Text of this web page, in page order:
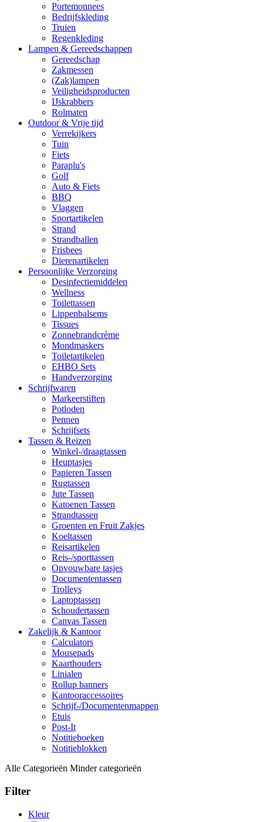
Portemonnees
Bedrijfskleding
Truien
Regenkleding
Lampen & Gereedschappen
Gereedschap
Zakmessen
(Zak)lampen
Veiligheidsproducten
IJskrabbers
Rolmaten
Outdoor & Vrije tijd
Verrekijkers
Tuin
Fiets
Paraplu's
Golf
Auto & Fiets
BBQ
Vlaggen
Sportartikelen
Strand
Strandballen
Frisbees
Dierenartikelen
Persoonlijke Verzorging
Desinfectiemiddelen
Wellness
Toilettassen
Lippenbalsems
Tissues
Zonnebrandcrème
Mondmaskers
Toiletartikelen
EHBO Sets
Handverzorging
Schrijfwaren
Markeerstiften
Potloden
Pennen
Schrijfsets
Tassen & Reizen
Winkel-/draagtassen
Heuptasjes
Papieren Tassen
Rugtassen
Jute Tassen
Katoenen Tassen
Strandtassen
Groenten en Fruit Zakjes
Koeltassen
Reisartikelen
Reis-/sporttassen
Opvouwbare tasjes
Documententassen
Trolleys
Laptoptassen
Schoudertassen
Canvas Tassen
Zakelijk & Kantoor
Calculators
Mousepads
Kaarthouders
Linialen
Rollup banners
Kantooraccessoires
Schrijf-/Documentenmappen
Etuis
Post-It
Notitieboeken
Notitieblokken
Alle Categorieën Minder categorieën
Filter
Kleur